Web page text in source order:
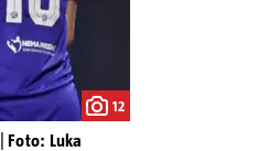
12
Foto: Luka